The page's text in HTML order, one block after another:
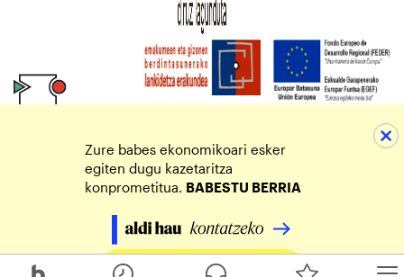
Zure babes ekonomikoari esker
egiten dugu kazetaritza
konprometitua. BABESTU BERRIA
Egin zure ekarpena